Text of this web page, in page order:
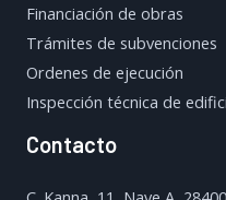
Financiación de obras
Trámites de subvenciones
Ordenes de ejecución
Inspección técnica de
Contacto